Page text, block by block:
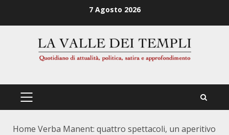
7 Agosto 2026
PRIMÄRES
Home Verba Manent: quattro spettacoli, un aperitivo